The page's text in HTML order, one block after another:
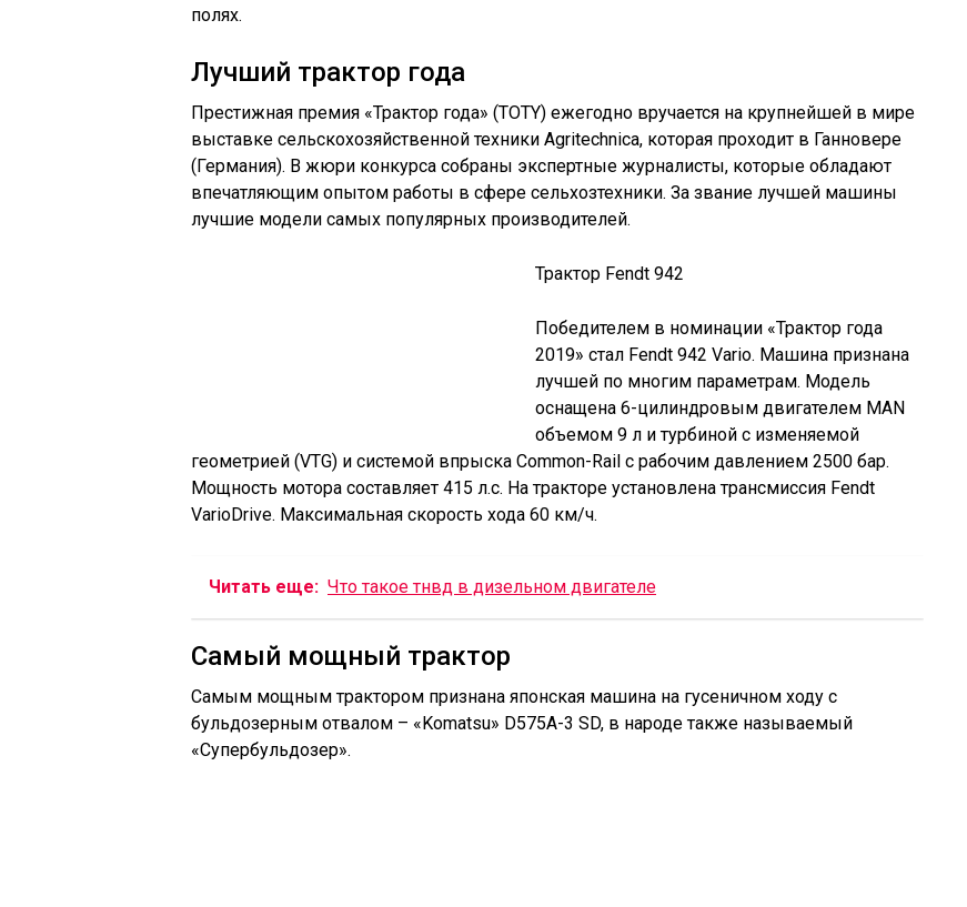
полях.
Лучший трактор года
Престижная премия «Трактор года» (TOTY) ежегодно вручается на крупнейшей в мире
выставке сельскохозяйственной техники Agritechnica, которая проходит в Ганновере
(Германия). В жюри конкурса собраны экспертные журналисты, которые обладают
впечатляющим опытом работы в сфере сельхозтехники. За звание лучшей машины
лучшие модели самых популярных производителей.
Трактор Fendt 942
Победителем в номинации «Трактор года
2019» стал Fendt 942 Vario. Машина признана
лучшей по многим параметрам. Модель
оснащена 6-цилиндровым двигателем MAN
объемом 9 л и турбиной с изменяемой
геометрией (VTG) и системой впрыска Common-Rail с рабочим давлением 2500 бар.
Мощность мотора составляет 415 л.с. На тракторе установлена трансмиссия Fendt
VarioDrive. Максимальная скорость хода 60 км/ч.
Читать еще: Что такое тнвд в дизельном двигателе
Самый мощный трактор
Самым мощным трактором признана японская машина на гусеничном ходу с
бульдозерным отвалом – «Komatsu» D575A-3 SD, в народе также называемый
«Супербульдозер».